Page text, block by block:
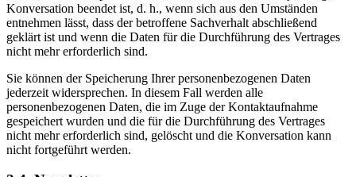
Konversation beendet ist, d. h., wenn sich aus den Umständen
entnehmen lässt, dass der betroffene Sachverhalt abschließend
geklärt ist und wenn die Daten für die Durchführung des Vertrages
nicht mehr erforderlich sind.
Sie können der Speicherung Ihrer personenbezogenen Daten
jederzeit widersprechen. In diesem Fall werden alle
personenbezogenen Daten, die im Zuge der Kontaktaufnahme
gespeichert wurden und die für die Durchführung des Vertrages
nicht mehr erforderlich sind, gelöscht und die Konversation kann
nicht fortgeführt werden.